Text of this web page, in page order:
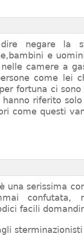
dire negare la
e
camere a
come lei
fortuna ci
riferito
come questi
una serissima
confutata,
facili
sterminazionisti